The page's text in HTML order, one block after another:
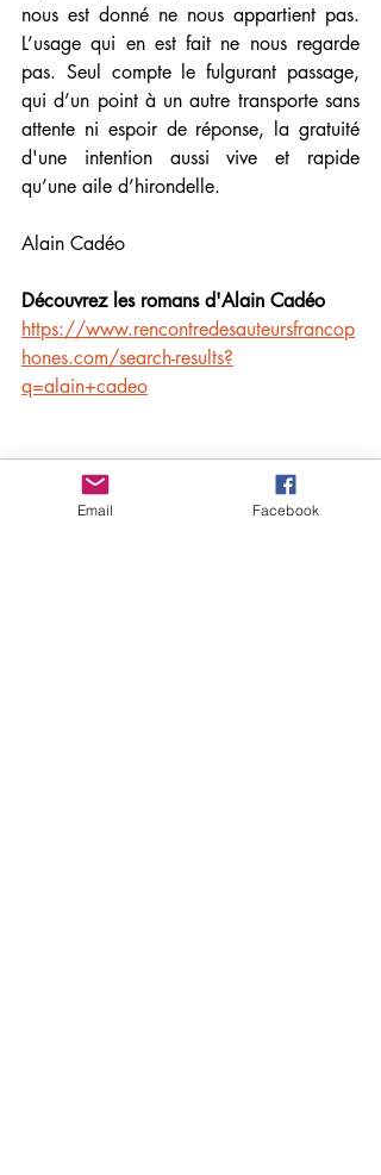
nous est donné ne nous appartient pas.
L’usage qui en est fait ne nous regarde
pas. Seul compte le fulgurant passage,
qui d’un point à un autre transporte sans
attente ni espoir de réponse, la gratuité
d'une intention aussi vive et rapide
qu’une aile d’hirondelle.
Alain Cadéo
Découvrez les romans d'Alain Cadéo
https://www.rencontredesauteursfrancop
hones.com/search-results?
q=alain+cadeo
Email Facebook